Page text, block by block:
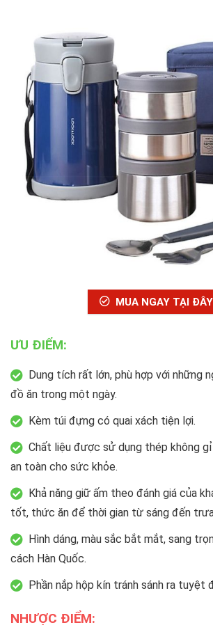
MUA NGAY TẠI ĐÂY
ƯU ĐIỂM:
Dung tích rất lớn, phù hợp với những
đồ ăn trong một ngày.
Kèm túi đựng có quai xách tiện lợi.
Chất liệu được sử dụng thép không
an toàn cho sức khỏe.
Khả năng giữ ấm theo đánh giá của
tốt, thức ăn để thời gian từ sáng đến
Hình dáng, màu sắc bắt mắt, sang
cách Hàn Quốc.
Phần nắp hộp kín tránh sánh ra tuyệt
NHƯỢC ĐIỂM: